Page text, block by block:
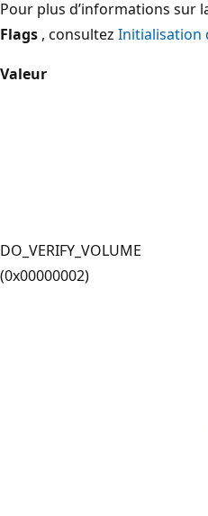
Pour plus d’informations sur
Flags , consultez Initialisation
Valeur
DO_VERIFY_VOLUME
(0x00000002)